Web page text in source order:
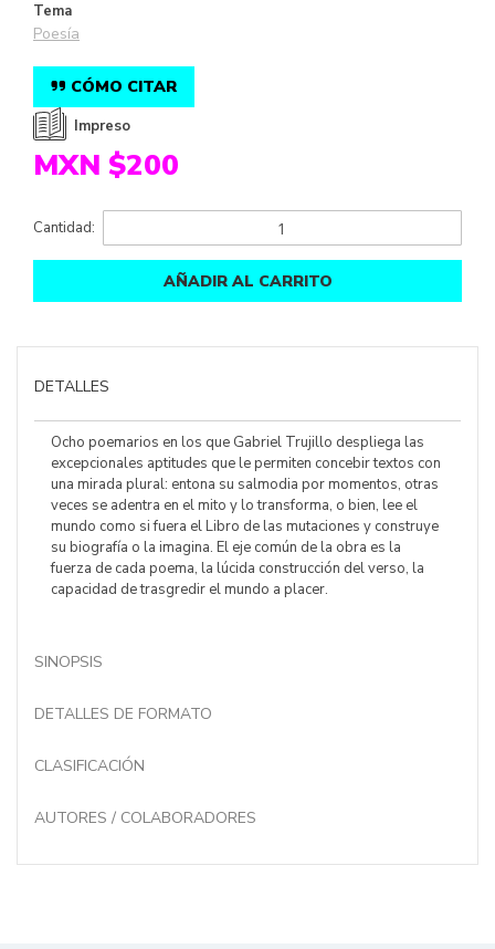
Tema
Poesía
CÓMO CITAR
Impreso
MXN $200
Cantidad:
AÑADIR AL CARRITO
DETALLES
Ocho poemarios en los que Gabriel Trujillo despliega las
excepcionales aptitudes que le permiten concebir textos con
una mirada plural: entona su salmodia por momentos, otras
veces se adentra en el mito y lo transforma, o bien, lee el
mundo como si fuera el Libro de las mutaciones y construye
su biografía o la imagina. El eje común de la obra es la
fuerza de cada poema, la lúcida construcción del verso, la
capacidad de trasgredir el mundo a placer.
SINOPSIS
DETALLES DE FORMATO
CLASIFICACIÓN
AUTORES / COLABORADORES